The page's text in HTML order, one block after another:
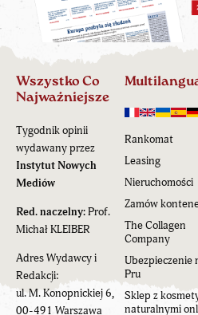
Wszystko Co
Najważniejsze
Tygodnik opinii
wydawany przez
Instytut Nowych
Mediów
Red. naczelny:Prof.
Michał KLEIBER
Adres Wydawcy i
Redakcji:
ul. M. Konopnickiej 6,
00-491 Warszawa
Rankomat
Leasing
Nieruchomości
Zamów
The Collagen
Company
Ubezpieczenie
Pru
Sklep z
naturalnymi